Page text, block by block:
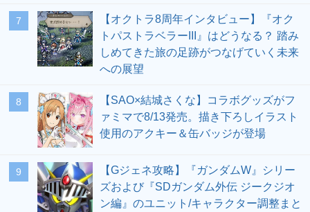
7
【オクトラ8周年インタビュー】『オク
トパストラベラーIII』はどうなる？ 踏み
しめてきた旅の足跡がつなげていく未来
への展望
8
【SAO×結城さくな】コラボグッズがフ
ァミマで8/13発売。描き下ろしイラスト
使用のアクキー＆缶バッジが登場
9
【Gジェネ攻略】『ガンダムW』シリー
ズおよび『SDガンダム外伝 ジークジオ
ン編』のユニット/キャラクター調整まと